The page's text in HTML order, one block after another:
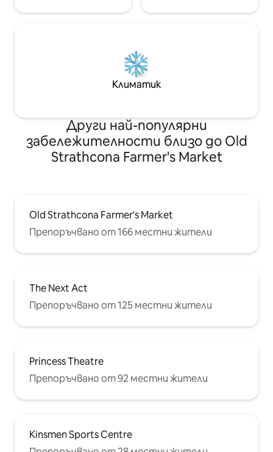
Климатик
Други най-популярни
забележителности близо до Old
Strathcona Farmer's Market
Old Strathcona Farmer's Market
Препоръчвано от 166 местни жители
The Next Act
Препоръчвано от 125 местни жители
Princess Theatre
Препоръчвано от 92 местни жители
Kinsmen Sports Centre